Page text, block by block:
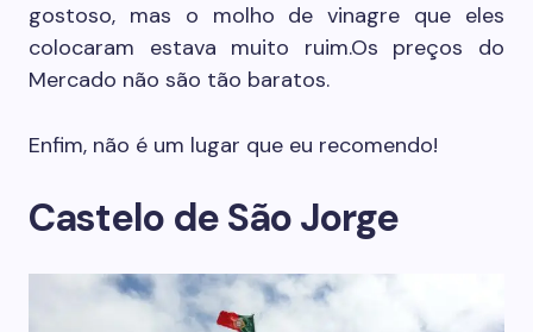
gostoso, mas o molho de vinagre que eles
colocaram estava muito ruim.Os preços do
Mercado não são tão baratos.
Enfim, não é um lugar que eu recomendo!
Castelo de São Jorge